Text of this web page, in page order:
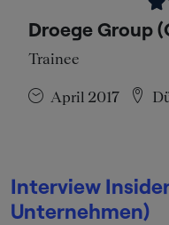
Droege Group
Trainee
April 2017
Interview
Unternehmen)